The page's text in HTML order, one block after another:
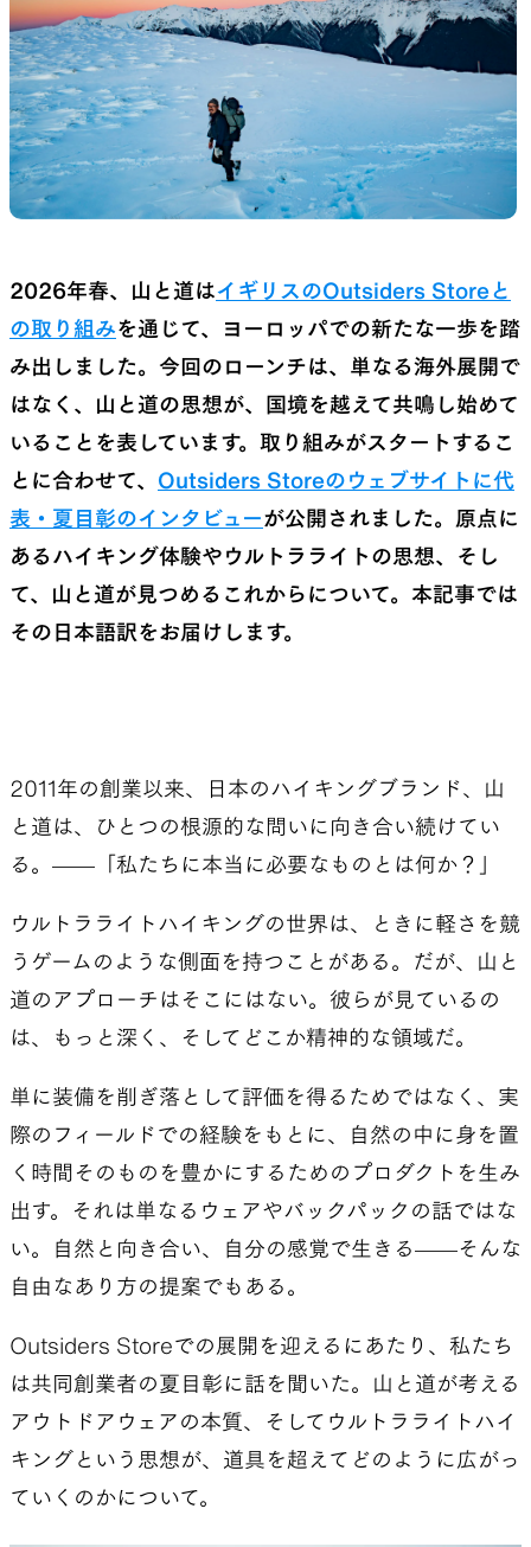
ALL WEATHER
どんな状況にも対応する全天候
型行動着
ACTIVE INSULATION
動いても蒸れにくい保温行動
SLEEPING PADS
最軽量のスリーピングパッド
REPAIR PARTS
補修用パッチとバックパック
パーツ
ACCESSORIES
機能を拡張する道具
SPECIAL OFFERS
製品ロスをなくすための特別
2026年春、山と道はイギリスのOutsiders Storeと
の取り組みを通じて、ヨーロッパでの新たな一歩を踏
み出しました。今回のローンチは、単なる海外展開で
はなく、山と道の思想が、国境を越えて共鳴し始めて
いることを表しています。取り組みがスタートするこ
とに合わせて、 Outsiders Storeのウェブサイトに代
表・夏目彰のインタビューが公開されました。原点に
あるハイキング体験やウルトラライトの思想、そし
て、山と道が見つめるこれからについて。本記事では
その日本語訳をお届けします。
2011年の創業以来、日本のハイキングブランド、山
と道は、ひとつの根源的な問いに向き合い続けてい
る。——「私たちに本当に必要なものとは何か？」
ウルトラライトハイキングの世界は、ときに軽さを競
うゲームのような側面を持つことがある。だが、山と
道のアプローチはそこにはない。彼らが見ているの
は、もっと深く、そしてどこか精神的な領域だ。
単に装備を削ぎ落として評価を得るためではなく、実
際のフィールドでの経験をもとに、自然の中に身を置
く時間そのものを豊かにするためのプロダクトを生み
出す。それは単なるウェアやバックパックの話ではな
い。自然と向き合い、自分の感覚で生きる——そんな
自由なあり方の提案でもある。
Outsiders Storeでの展開を迎えるにあたり、私たち
は共同創業者の夏目彰に話を聞いた。山と道が考える
アウトドアウェアの本質、そしてウルトラライトハイ
キングという思想が、道具を超えてどのように広がっ
ていくのかについて。